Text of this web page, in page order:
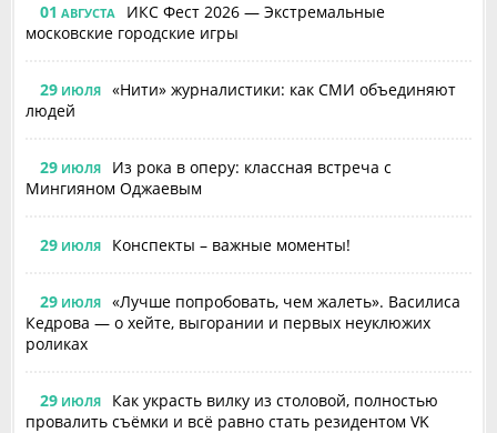
01 АВГУСТА
ИКС Фест 2026 — Экстремальные
московские городские игры
29 ИЮЛЯ
«Нити» журналистики: как СМИ объединяют
людей
29 ИЮЛЯ
Из рока в оперу: классная встреча с
Мингияном Оджаевым
29 ИЮЛЯ Конспекты – важные моменты!
29 ИЮЛЯ
«Лучше попробовать, чем жалеть». Василиса
Кедрова — о хейте, выгорании и первых неуклюжих
роликах
29 ИЮЛЯ
Как украсть вилку из столовой, полностью
провалить съёмки и всё равно стать резидентом VK